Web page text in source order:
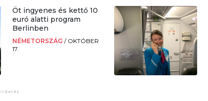
Öt ingyenes és kettő 10
euró alatti program
Berlinben
NÉMETORSZÁG/ OKTÓBER
17.